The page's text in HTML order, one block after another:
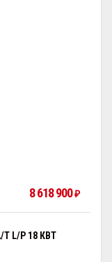
8 618 900₽
L/P 18 КВТ